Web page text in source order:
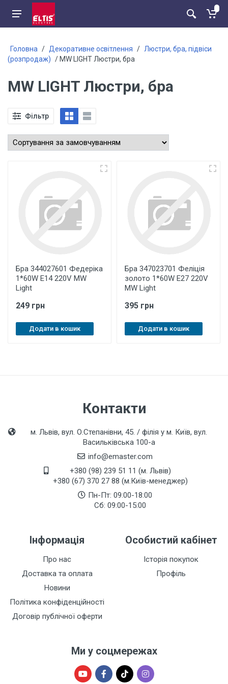
Головна / Декоративне освітлення / Люстри, бра, підвіси
(розпродаж) / MW LIGHT Люстри, бра
MW LIGHT Люстри, бра
Фільтр
Бра 344027601 Федеріка
1*60W Е14 220V MW
Light
249 грн
Додати в кошик
Бра 347023701 Феліція
золото 1*60W Е27 220V
MW Light
395 грн
Додати в кошик
Контакти
м. Львів, вул. О.Степанівни, 45. / філія у м. Київ, вул.
Васильківська 100-а
info@emaster.com
+380 (98) 239 51 11 (м. Львів)
+380 (67) 370 27 88 (м.Київ-менеджер)
Пн-Пт: 09:00-18:00
Сб: 09:00-15:00
Інформація
Про нас
Доставка та оплата
Новини
Політика конфіденційності
Договір публічної оферти
Особистий кабінет
Історія покупок
Профіль
Ми у соцмережах